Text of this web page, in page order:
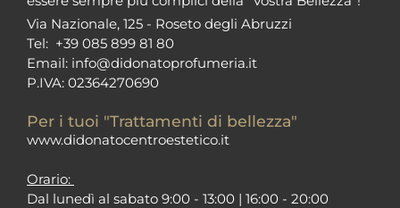
Via Nazionale, 125 - Roseto degli Abruzzi
Tel: +39 085 899 81 80
Email: info@didonatoprofumeria.it
P.IVA: 02364270690
Per i tuoi "Trattamenti di bellezza"
www.didonatocentroestetico.it
Orario:
Dal lunedì al sabato 9:00 - 13:00 | 16:00 - 20:00